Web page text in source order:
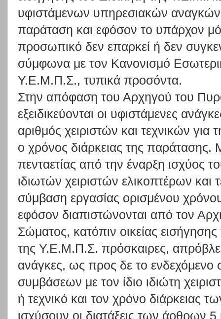
υφιστάμενων υπηρεσιακών
παράταση και εφόσον το υπάρχον
προσωπικό δεν επαρκεί ή δεν
σύμφωνα με τον Κανονισμό
Υ.Ε.Μ.Π.Σ., τυπικά προσόντα.
Στην απόφαση του Αρχηγού του
εξειδικεύονται οι υφιστάμενες
αριθμός χειριστών και τεχνικών για
ο χρόνος διάρκειας της
πενταετίας από την έναρξη ισχύος
ιδιωτών χειριστών ελικοπτέρων και
σύμβαση εργασίας ορισμένου
εφόσον διαπιστώνονται από τον
Σώματος, κατόπιν οικείας εισήγησης
της Υ.Ε.Μ.Π.Σ. πρόσκαιρες,
ανάγκες, ως προς δε το ενδεχόμενο
συμβάσεων με τον ίδιο ιδιώτη
ή τεχνικό και τον χρόνο διάρκειας
ισχύσουν οι διατάξεις των άρθρων